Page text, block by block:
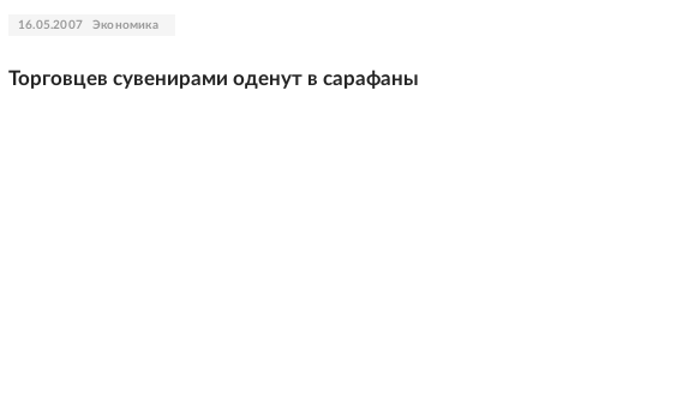
16.05.2007 Экономика
Торговцев сувенирами оденут в сарафаны